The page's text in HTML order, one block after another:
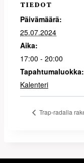
TIEDOT
Päivämäärä:
25.07.2024
Aika:
17:00 - 20:00
Tapahtumaluokka:
Kalenteri
Trap-radalla